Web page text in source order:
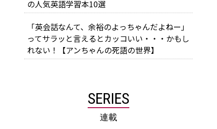
の人気英語学習本10選
「英会話なんて、余裕のよっちゃんだよねー」
ってサラッと言えるとカッコいい・・・かもし
れない！【アンちゃんの死語の世界】
SERIES
連載